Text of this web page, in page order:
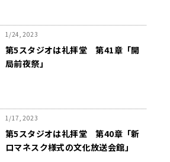
1/24, 2023
第5スタジオは礼拝堂 第41章「開
局前夜祭」
1/17, 2023
第5スタジオは礼拝堂 第40章「新
ロマネスク様式の文化放送会館」